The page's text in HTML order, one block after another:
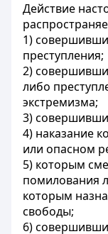
Действие
1)
преступления;
2)
либо
экстремизма;
3)
4) наказание
или опасном
5) которым
помилования
которым
свободы;
6)